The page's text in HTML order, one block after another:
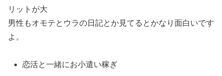
リットが大
男性もオモテとウラの日記とか見てるとかなり面白いです
よ。
恋活と一緒にお小遣い稼ぎ